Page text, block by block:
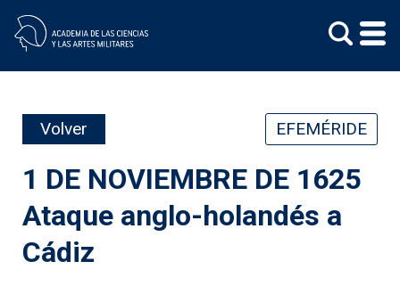
content
Volver EFEMÉRIDE
1 DE NOVIEMBRE DE 1625
Ataque anglo-holandés a
Cádiz